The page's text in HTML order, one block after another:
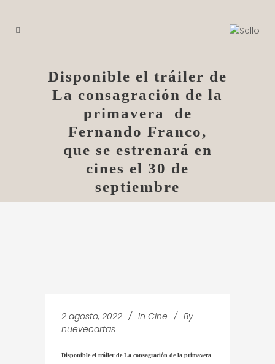
Disponible el tráiler de
La consagración de la
primavera de
Fernando Franco,
que se estrenará en
cines el 30 de
septiembre
2 agosto, 2022 In Cine
By
nuevecartas
Disponible el tráiler de La consagración de la primavera